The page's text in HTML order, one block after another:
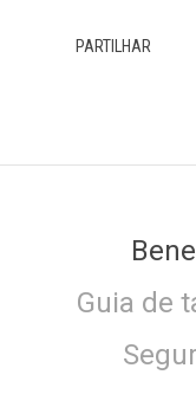
PARTILHAR
Guia de